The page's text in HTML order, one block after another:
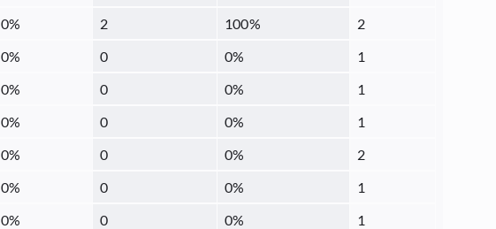
0% 2 100%
2
0% 0 0%
1
0% 0 0%
1
0% 0 0%
1
0% 0 0%
2
0% 0 0%
1
0% 0 0%
1